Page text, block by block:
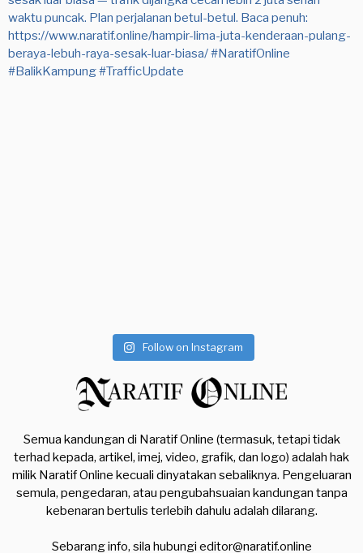
Follow on Instagram
Semua kandungan di Naratif Online (termasuk, tetapi tidak
terhad kepada, artikel, imej, video, grafik, dan logo) adalah hak
milik Naratif Online kecuali dinyatakan sebaliknya. Pengeluaran
semula, pengedaran, atau pengubahsuaian kandungan tanpa
kebenaran bertulis terlebih dahulu adalah dilarang.
Sebarang info, sila hubungi editor@naratif.online